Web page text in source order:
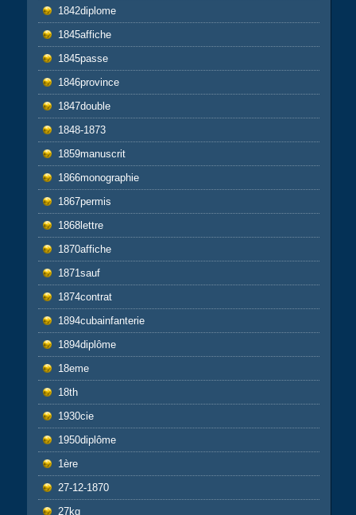
1842diplome
1845affiche
1845passe
1846province
1847double
1848-1873
1859manuscrit
1866monographie
1867permis
1868lettre
1870affiche
1871sauf
1874contrat
1894cubainfanterie
1894diplôme
18eme
18th
1930cie
1950diplôme
1ère
27-12-1870
27kg